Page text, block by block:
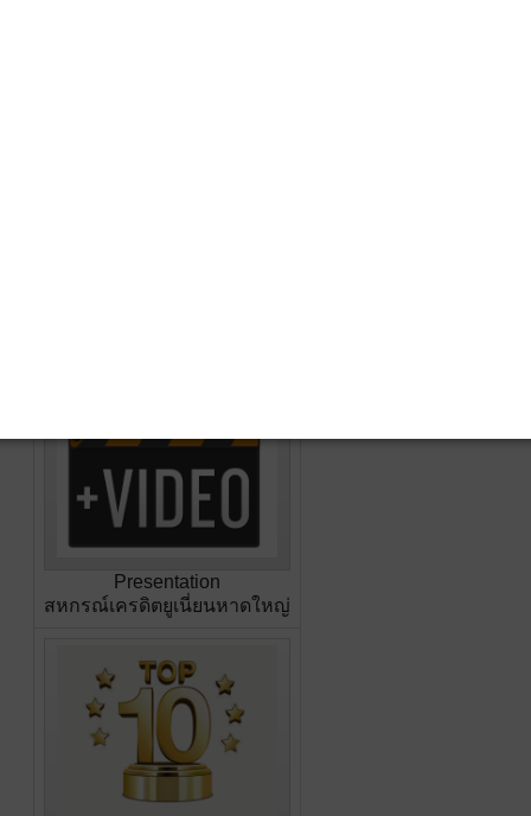
Presentation
สหกรณ์เครดิตยูเนี่ยนหาดใหญ่